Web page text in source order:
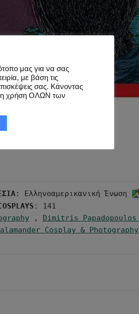
: Ελληνοαμερικανική Ένωση
, Dimitris Papadopoulos
Cosplay & Photography
μας για να σας
με βάση τις
σας. Κάνοντας
τη χρήση ΟΛΩΝ των